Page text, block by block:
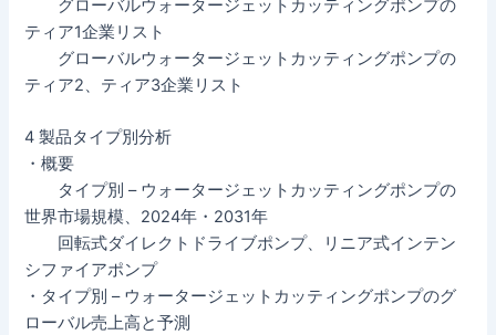
グローバルウォータージェットカッティングポンプの
ティア1企業リスト
グローバルウォータージェットカッティングポンプの
ティア2、ティア3企業リスト
4 製品タイプ別分析
・概要
タイプ別 – ウォータージェットカッティングポンプの
世界市場規模、2024年・2031年
回転式ダイレクトドライブポンプ、リニア式インテン
シファイアポンプ
・タイプ別 – ウォータージェットカッティングポンプのグ
ローバル売上高と予測